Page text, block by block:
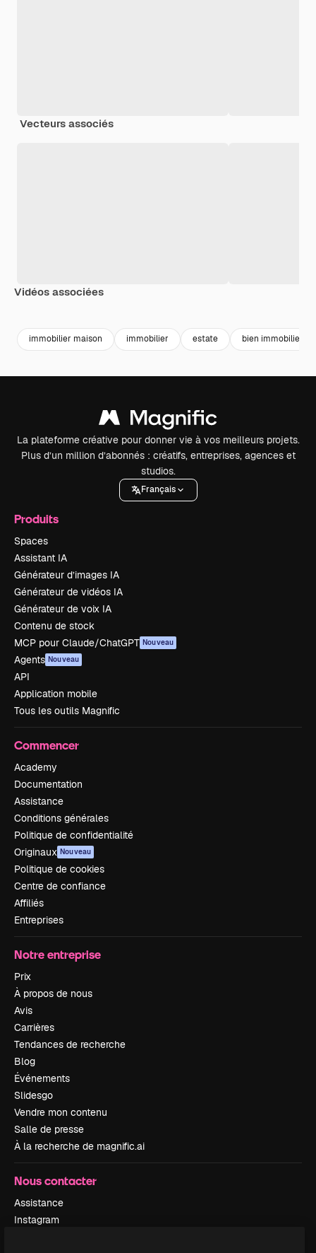
Vecteurs associés
Vidéos associées
immobilier maison immobilier estate bien immobilier
La plateforme créative pour donner vie à vos meilleurs projets.
Plus d’un million d’abonnés : créatifs, entreprises, agences et
studios.
Français
Produits
Spaces
Assistant IA
Générateur d’images IA
Générateur de vidéos IA
Générateur de voix IA
Contenu de stock
MCP pour Claude/ChatGPT Nouveau
Agents Nouveau
API
Application mobile
Tous les outils Magnific
Commencer
Academy
Documentation
Assistance
Conditions générales
Politique de confidentialité
Originaux Nouveau
Politique de cookies
Centre de confiance
Affiliés
Entreprises
Notre entreprise
Prix
À propos de nous
Avis
Carrières
Tendances de recherche
Blog
Événements
Slidesgo
Vendre mon contenu
Salle de presse
À la recherche de magnific.ai
Nous contacter
Assistance
Instagram